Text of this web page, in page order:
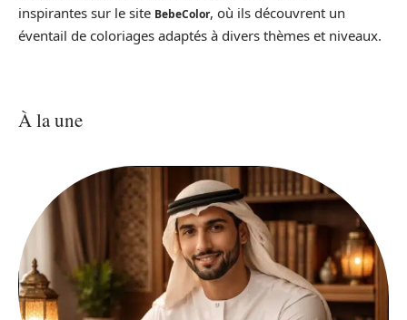
inspirantes sur le site BebeColor, où ils découvrent un
éventail de coloriages adaptés à divers thèmes et niveaux.
À la une